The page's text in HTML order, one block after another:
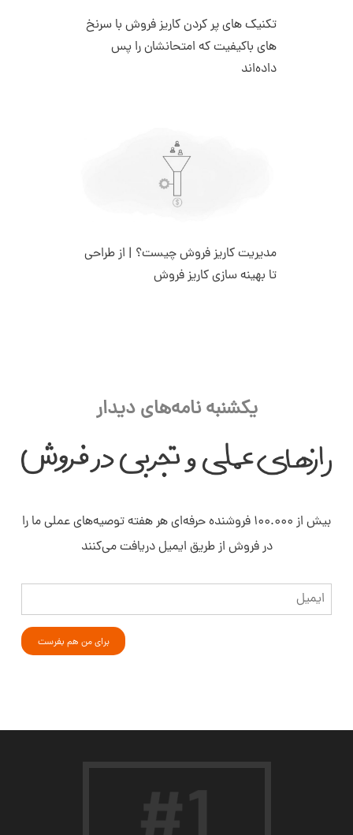
تکنیک‌ های پر کردن کاریز فروش با سرنخ‌
های باکیفیت که امتحانشان را پس
داده‌اند
مدیریت کاریز فروش چیست؟ | از طراحی
تا بهینه سازی کاریز فروش
یکشنبه نامه‌های دیدار
بیش از ۱۰۰.۰۰۰ فروشنده حرفه‌ای هر هفته توصیه‌های عملی ما را
در فروش از طریق ایمیل دریافت می‌کنند
ایمیل